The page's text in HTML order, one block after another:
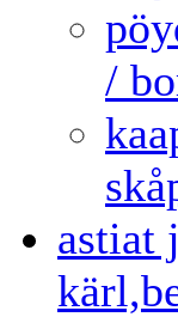
/
astiat